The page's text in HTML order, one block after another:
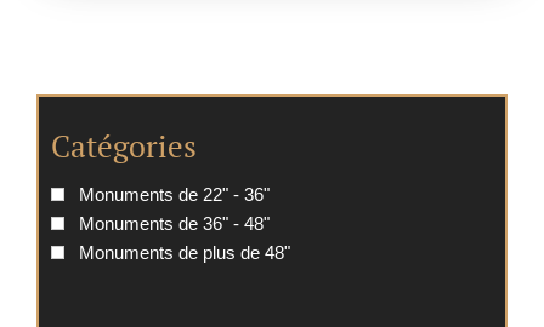
Catégories
Monuments de 22" - 36"
Monuments de 36" - 48"
Monuments de plus de 48"